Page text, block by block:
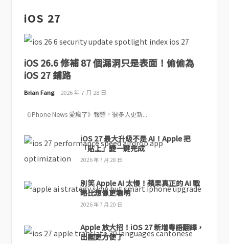
iOS 27
iOS 26.6 修補 87 個漏洞只是表面！偷偷為
iOS 27 鋪路
Brian Fang 2026 年 7 月 28 日
《iPhone News 愛瘋了》報導，很多人更新...
iOS 27 最大升級不是 AI！Apple 把
「貼上」變一鍵完成
2026 年 7 月 28 日
別笑 Apple AI 太慢！蘋果真正的 AI 戰
略比想像更聰明
2026 年 7 月 20 日
Apple 放大招！iOS 27 新增粵語翻譯，
出國更方便了